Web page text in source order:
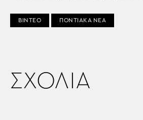
ΒΙΝΤΕΟ ΠΟΝΤΙΑΚΑ ΝΕΑ
ΣΧΟΛΙΑ